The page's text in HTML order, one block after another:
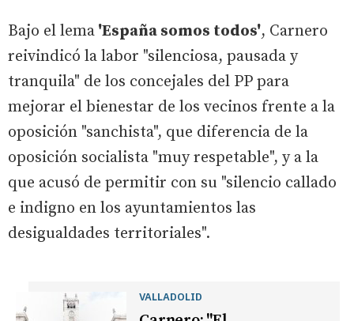
Bajo el lema 'España somos todos', Carnero
reivindicó la labor "silenciosa, pausada y
tranquila" de los concejales del PP para
mejorar el bienestar de los vecinos frente a la
oposición "sanchista", que diferencia de la
oposición socialista "muy respetable", y a la
que acusó de permitir con su "silencio callado
e indigno en los ayuntamientos las
desigualdades territoriales".
VALLADOLID